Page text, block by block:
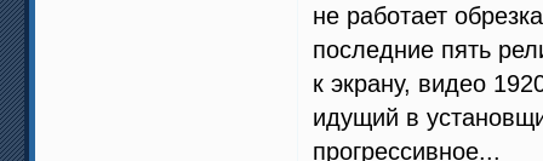
не работает
последние пять
к экрану, видео
идущий в
прогрессивное...